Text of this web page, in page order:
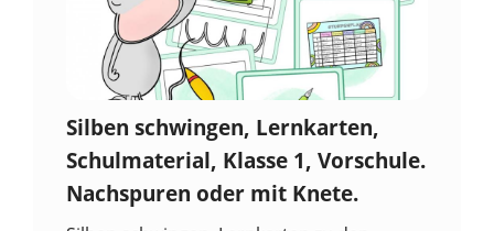
Silben schwingen, Lernkarten,
Schulmaterial, Klasse 1, Vorschule.
Nachspuren oder mit Knete.